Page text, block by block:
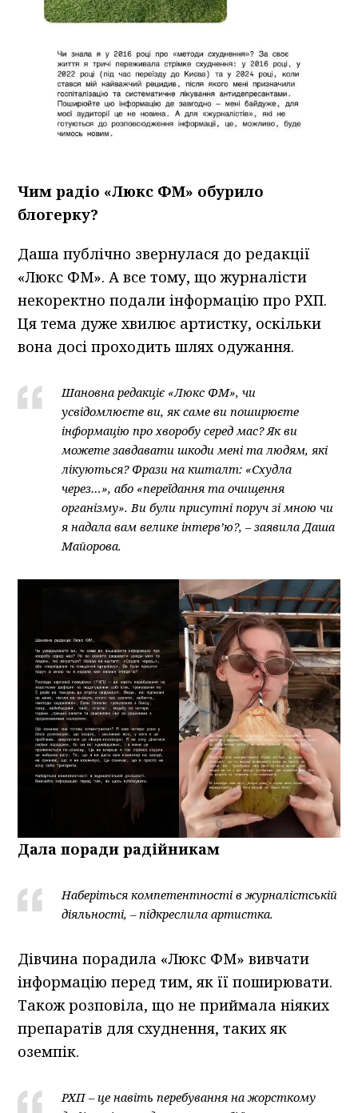
Чим радіо «Люкс ФМ» обурило
блогерку?
Даша публічно звернулася до редакції
«Люкс ФМ». А все тому, що журналісти
некоректно подали інформацію про РХП.
Ця тема дуже хвилює артистку, оскільки
вона досі проходить шлях одужання.
Шановна редакціє «Люкс ФМ», чи
усвідомлюєте ви, як саме ви поширюєте
інформацію про хворобу серед мас? Як ви
можете завдавати шкоди мені та людям, які
лікуються? Фрази на кшталт: «Схудла
через…», або «переїдання та очищення
організму». Ви були присутні поруч зі мною чи
я надала вам велике інтерв’ю?, – заявила Даша
Майорова.
Дала поради радійникам
Наберіться компетентності в журналістській
діяльності, – підкреслила артистка.
Дівчина порадила «Люкс ФМ» вивчати
інформацію перед тим, як її поширювати.
Також розповіла, що не приймала ніяких
препаратів для схуднення, таких як
оземпік.
РХП – це навіть перебування на жорсткому